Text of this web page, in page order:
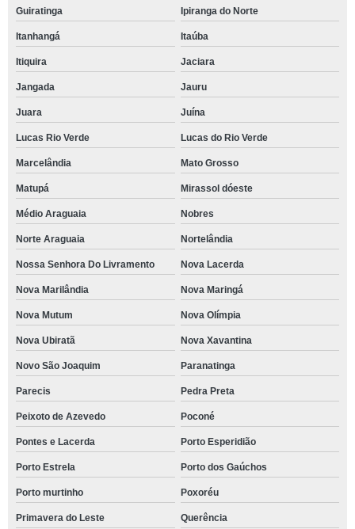
Guiratinga Ipiranga do Norte
Itanhangá Itaúba
Itiquira Jaciara
Jangada Jauru
Juara Juína
Lucas Rio Verde Lucas do Rio Verde
Marcelândia Mato Grosso
Matupá Mirassol dóeste
Médio Araguaia Nobres
Norte Araguaia Nortelândia
Nossa Senhora Do Livramento Nova Lacerda
Nova Marilândia Nova Maringá
Nova Mutum Nova Olímpia
Nova Ubiratã Nova Xavantina
Novo São Joaquim Paranatinga
Parecis Pedra Preta
Peixoto de Azevedo Poconé
Pontes e Lacerda Porto Esperidião
Porto Estrela Porto dos Gaúchos
Porto murtinho Poxoréu
Primavera do Leste Querência